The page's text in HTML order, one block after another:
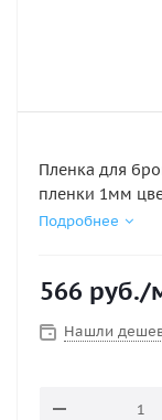
Пленка для
пленки 1мм
данного
Материал
которую он
Подробнее
566 руб./
Нашли